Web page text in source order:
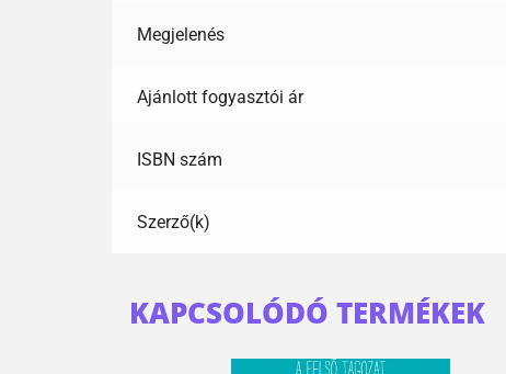
Megjelenés
Ajánlott fogyasztói ár
ISBN szám
Szerző(k)
KAPCSOLÓDÓ TERMÉKEK